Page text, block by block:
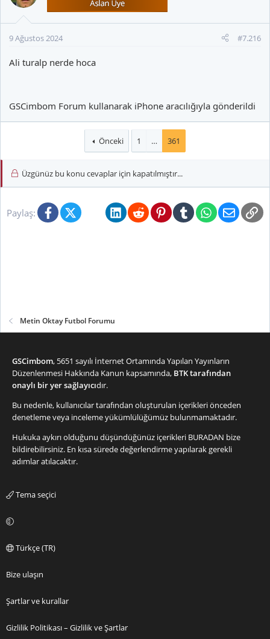
9 Ağustos 2024 #7.216
Ali turalp nerde hoca
GSCimbom Forum kullanarak iPhone aracılığıyla gönderildi
Önceki 1 … 361
Üzgünüz bu konu cevaplar için kapatılmıştır...
Paylaş: FacebookX (Twitter)BlueskyLinkedInRedditPinterestTumblrWhatsApp
E-posta
Metin Oktay Futbol Forumu
GSCimbom, 5651 sayılı İnternet Ortamında Yapılan Yayınların
Düzenlenmesi Hakkında Kanun kapsamında, BTK tarafından
onaylı bir yer sağlayıcıdır.
Bu nedenle, kullanıcılar tarafından oluşturulan içerikleri önceden
denetleme veya inceleme yükümlülüğümüz bulunmamaktadır.
Hukuka aykırı olduğunu düşündüğünüz içerikleri BURADAN bize
bildirebilirsiniz. En kısa sürede değerlendirme yapılarak gerekli
adımlar atılacaktır.
Tema seçici
Türkçe (TR)
Bize ulaşın
Şartlar ve kurallar
Gizlilik Politikası – Gizlilik ve Şartlar